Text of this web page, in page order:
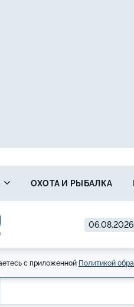
ОХОТА И РЫБАЛКА
с приложенной Политикой